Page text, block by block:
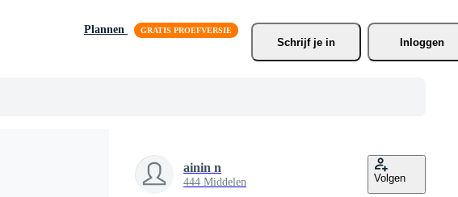
Plannen
Schrijf je in Inloggen
ainin n
444 Middelen Volgen